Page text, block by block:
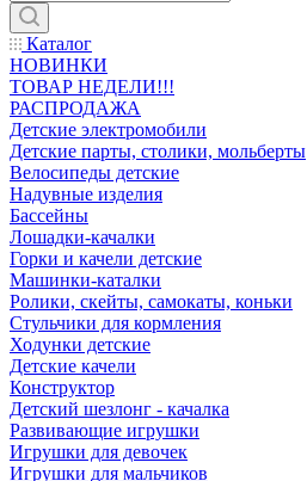
Каталог
НОВИНКИ
ТОВАР НЕДЕЛИ!!!
РАСПРОДАЖА
Детские электромобили
Детские парты, столики, мольберты
Велосипеды детские
Надувные изделия
Бассейны
Лошадки-качалки
Горки и качели детские
Машинки-каталки
Ролики, скейты, самокаты, коньки
Стульчики для кормления
Ходунки детские
Детские качели
Конструктор
Детский шезлонг - качалка
Развивающие игрушки
Игрушки для девочек
Игрушки для мальчиков